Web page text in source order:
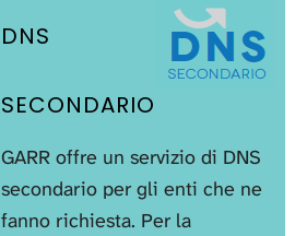
DNS
SECONDARIO
GARR offre un servizio di DNS
secondario per gli enti che ne
fanno richiesta. Per la